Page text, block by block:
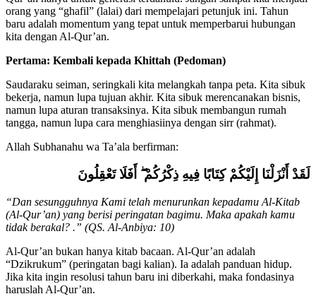
orang yang “ghafil” (lalai) dari mempelajari petunjuk ini. Tahun
baru adalah momentum yang tepat untuk memperbarui hubungan
kita dengan Al-Qur’an.
Pertama: Kembali kepada Khittah (Pedoman)
Saudaraku seiman, seringkali kita melangkah tanpa peta. Kita sibuk
bekerja, namun lupa tujuan akhir. Kita sibuk merencanakan bisnis,
namun lupa aturan transaksinya. Kita sibuk membangun rumah
tangga, namun lupa cara menghiasiinya dengan sirr (rahmat).
Allah Subhanahu wa Ta’ala berfirman:
لَقَدْ أَنْزَلْنَا إِلَيْكُمْ كِتَابًا فِيهِ ذِكْرُكُمْ ۖ أَفَلَا تَعْقِلُونَ
“Dan sesungguhnya Kami telah menurunkan kepadamu Al-Kitab
(Al-Qur’an) yang berisi peringatan bagimu. Maka apakah kamu
tidak berakal? .” (QS. Al-Anbiya: 10)
Al-Qur’an bukan hanya kitab bacaan. Al-Qur’an adalah
“Dzikrukum” (peringatan bagi kalian). Ia adalah panduan hidup.
Jika kita ingin resolusi tahun baru ini diberkahi, maka fondasinya
haruslah Al-Qur’an.